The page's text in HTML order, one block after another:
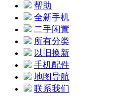
帮助
全新手机
二手闲置
所有分类
以旧换新
手机配件
地图导航
联系我们